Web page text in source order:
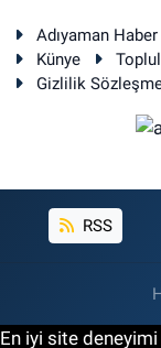
Adıyaman Haber
Künye
Gizlilik
RSS
En iyi site